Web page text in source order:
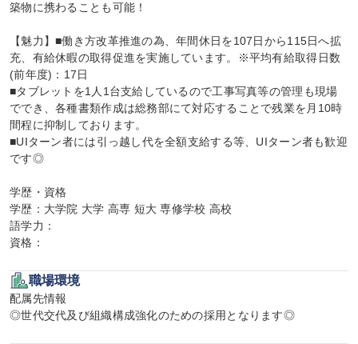
築物に携わることも可能！
【魅力】■働き方改革推進の為、年間休日を107日から115日へ拡
充、有給休暇の取得促進を実施しています。※平均有給取得日数
(前年度)：17日
■タブレットを1人1台支給しているので工事写真等の管理も現場
ででき、各種書類作成は総務部にて対応することで残業を月10時
間程に抑制しております。
■UIターン者には引っ越し代を全額支給する等、UIターン者も歓迎
です◎
学歴・資格
学歴：大学院 大学 高専 短大 専修学校 高校
語学力：
資格：
職場環境
配属先情報
◎世代交代及び組織構成強化のための採用となります◎